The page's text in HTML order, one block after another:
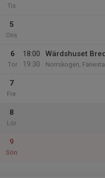
Tis
5
Ons
6
Tor
18:00
19:30
Wärdshuset
Norrskogen,
7
Fre
8
Lör
9
Sön